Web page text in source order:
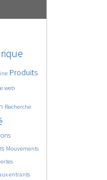
Produits
web
Recherche
Mouvements
entrants